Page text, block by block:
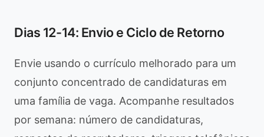
Dias 12-14: Envio e Ciclo de Retorno
Envie usando o currículo melhorado para um
conjunto concentrado de candidaturas em
uma família de vaga. Acompanhe resultados
por semana: número de candidaturas,